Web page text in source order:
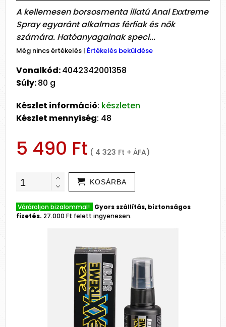
A kellemesen borsosmenta illatú Anal Exxtreme
Spray egyaránt alkalmas férfiak és nők
számára. Hatóanyagainak speci...
Még nincs értékelés | Értékelés beküldése
Vonalkód:4042342001358
Súly:80 g
Készlet információ: készleten
Készlet mennyiség: 48
5 490 Ft ( 4 323 Ft + ÁFA)
KOSÁRBA
Várároljon bizalommal! Gyors szállítás, biztonságos
fizetés. 27.000 Ft felett ingyenesen.